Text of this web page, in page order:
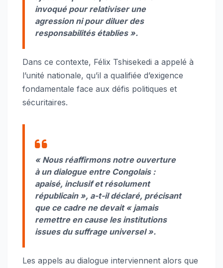
invoqué pour relativiser une
agression ni pour diluer des
responsabilités établies ».
Dans ce contexte, Félix Tshisekedi a appelé à
l’unité nationale, qu’il a qualifiée d’exigence
fondamentale face aux défis politiques et
sécuritaires.
« Nous réaffirmons notre ouverture
à un dialogue entre Congolais :
apaisé, inclusif et résolument
républicain », a-t-il déclaré, précisant
que ce cadre ne devait « jamais
remettre en cause les institutions
issues du suffrage universel ».
Les appels au dialogue interviennent alors que